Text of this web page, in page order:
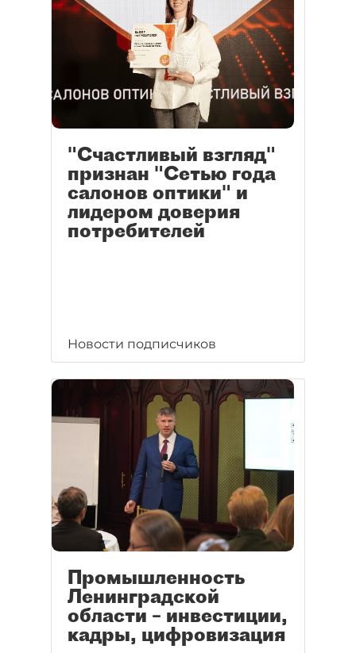
"Счастливый взгляд"
признан "Сетью года
салонов оптики" и
лидером доверия
потребителей
Новости подписчиков
Промышленность
Ленинградской
области – инвестиции,
кадры, цифровизация